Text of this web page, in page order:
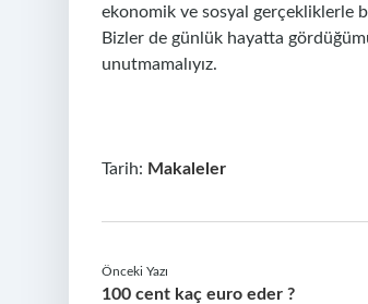
ekonomik ve sosyal gerçekliklerle
Bizler de günlük hayatta
unutmamalıyız.
Tarih: Makaleler
Önceki Yazı
100 cent kaç euro eder ?